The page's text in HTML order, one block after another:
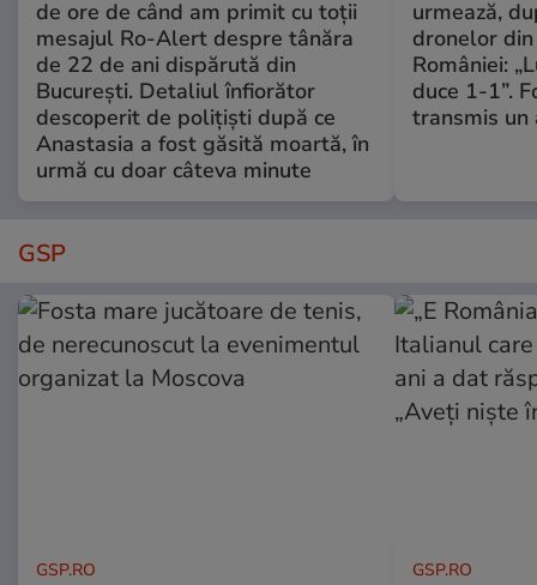
de ore de când am primit cu toții
mesajul Ro-Alert despre tânăra
de 22 de ani dispărută din
București. Detaliul înfiorător
descoperit de polițiști după ce
Anastasia a fost găsită moartă, în
urmă cu doar câteva minute
urmează,
dronelor
României:
duce 1-1”.
transmis un
GSP
GSP.RO GSP.RO